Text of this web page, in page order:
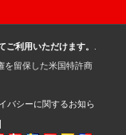
利用いただけます。.
を留保した米国特許商
バシーに関するお知ら